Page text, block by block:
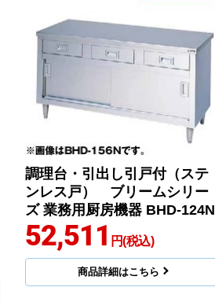
調理台・引出し引戸付（ステ
ンレス戸） ブリームシリー
ズ 業務用厨房機器 BHD-124N
52,511 円(税込)
商品詳細はこちら